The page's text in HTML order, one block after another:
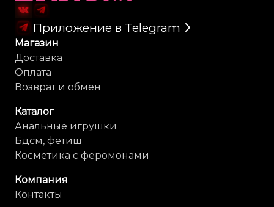
Приложение в Telegram
Магазин
Доставка
Оплата
Возврат и обмен
Каталог
Анальные игрушки
Бдсм, фетиш
Косметика с феромонами
Компания
Контакты